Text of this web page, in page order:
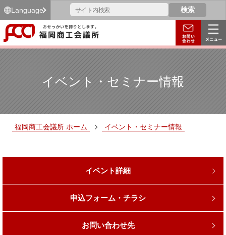
Language
イベント・セミナー情報
福岡商工会議所 ホーム イベント・セミナー情報
イベント詳細
申込フォーム・チラシ
お問い合わせ先